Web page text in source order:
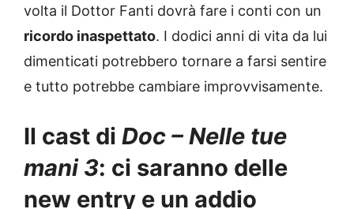
volta il Dottor Fanti dovrà fare i conti con un
ricordo inaspettato. I dodici anni di vita da lui
dimenticati potrebbero tornare a farsi sentire
e tutto potrebbe cambiare improvvisamente.
Il cast di Doc – Nelle tue
mani 3: ci saranno delle
new entry e un addio